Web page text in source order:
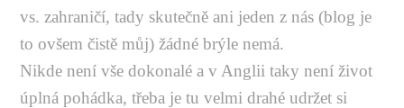
vs. zahraničí, tady skutečně ani jeden z nás (blog je
to ovšem čistě můj) žádné brýle nemá.
Nikde není vše dokonalé a v Anglii taky není život
úplná pohádka, třeba je tu velmi drahé udržet si